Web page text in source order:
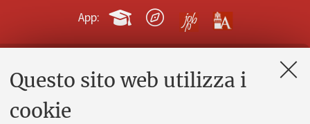
Questo sito web utilizza i
cookie
App:
Contatti e PEC